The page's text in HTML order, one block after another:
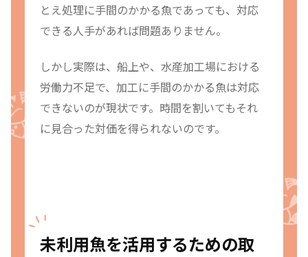
とえ処理に手間のかかる魚であっても、対応
できる人手があれば問題ありません。
しかし実際は、船上や、水産加工場における
労働力不足で、加工に手間のかかる魚は対応
できないのが現状です。時間を割いてもそれ
に見合った対価を得られないのです。
未利用魚を活用するための取